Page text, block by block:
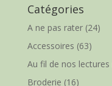
Catégories
A ne pas rater(24)
Accessoires (63)
Au fil de nos lectures
Broderie (16)